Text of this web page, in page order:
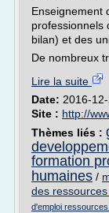
Enseignement
professionnels
bilan) et des
De nombreux
Lire la suite
Date: 2016-
Site : http://
Thèmes liés :
formation
humaines /
des
d'emploi